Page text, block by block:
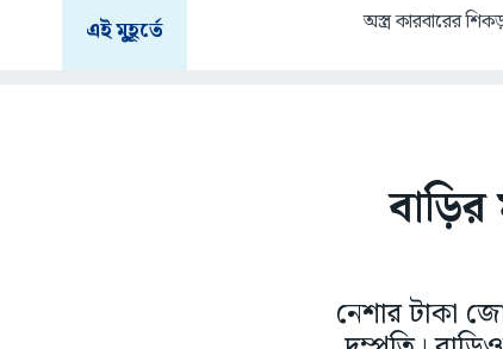
এই মুহূর্তে অস্ত্র কারবারের
বাড়ির
নেশার টাকা